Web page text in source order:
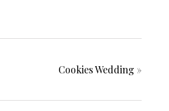
Cookies Wedding »